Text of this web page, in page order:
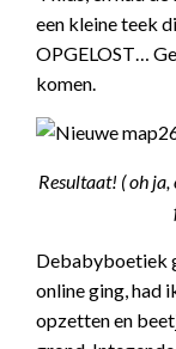
een kleine teek
OPGELOST…
komen.
Resultaat! ( oh
Debabyboetiek
online ging, had
opzetten en